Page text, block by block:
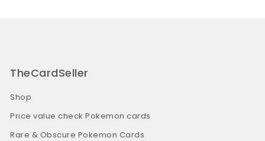
TheCardSeller
Shop
Price value check Pokemon cards
Rare & Obscure Pokemon Cards